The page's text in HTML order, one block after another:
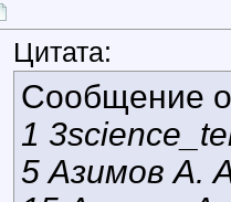
Цитата:
Сообщение
1
5 Азимов А.